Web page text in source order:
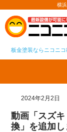
横
板金塗装ならニコニ
2024年2月2日
動画「スズ
換」を追加し